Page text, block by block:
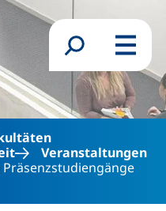
zum Inhalt
Suchformular
Menü
Veranstaltungen